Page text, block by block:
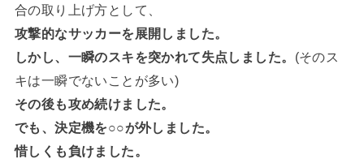
合の取り上げ方として、
攻撃的なサッカーを展開しました。
しかし、一瞬のスキを突かれて失点しました。 (そのス
キは一瞬でないことが多い)
その後も攻め続けました。
でも、決定機を○○が外しました。
惜しくも負けました。